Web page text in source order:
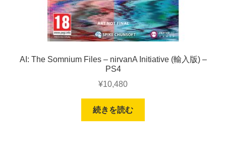
AI: The Somnium Files – nirvanA Initiative (輸入版) –
PS4
¥10,480
続きを読む